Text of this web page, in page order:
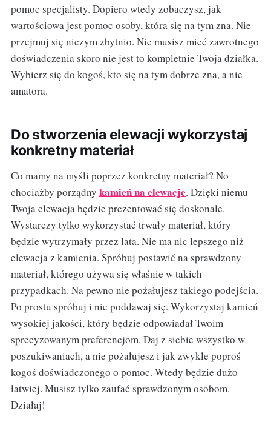
pomoc specjalisty. Dopiero wtedy zobaczysz, jak
wartościowa jest pomoc osoby, która się na tym zna. Nie
przejmuj się niczym zbytnio. Nie musisz mieć zawrotnego
doświadczenia skoro nie jest to kompletnie Twoja działka.
Wybierz się do kogoś, kto się na tym dobrze zna, a nie
amatora.
Do stworzenia elewacji wykorzystaj
konkretny materiał
Co mamy na myśli poprzez konkretny materiał? No
chociażby porządny kamień na elewacje. Dzięki niemu
Twoja elewacja będzie prezentować się doskonale.
Wystarczy tylko wykorzystać trwały materiał, który
będzie wytrzymały przez lata. Nie ma nic lepszego niż
elewacja z kamienia. Spróbuj postawić na sprawdzony
materiał, którego używa się właśnie w takich
przypadkach. Na pewno nie pożałujesz takiego podejścia.
Po prostu spróbuj i nie poddawaj się. Wykorzystaj kamień
wysokiej jakości, który będzie odpowiadał Twoim
sprecyzowanym preferencjom. Daj z siebie wszystko w
poszukiwaniach, a nie pożałujesz i jak zwykle poproś
kogoś doświadczonego o pomoc. Wtedy będzie dużo
łatwiej. Musisz tylko zaufać sprawdzonym osobom.
Działaj!